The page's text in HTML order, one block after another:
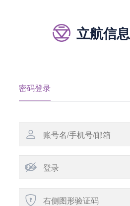
立航信
密码登录